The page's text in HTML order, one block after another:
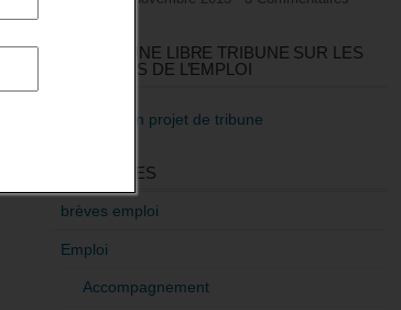
RÉDIGEZ UNE LIBRE TRIBUNE SUR LES
POLITIQUES DE L’EMPLOI
>Décrire mon projet de tribune
CATÉGORIES
brèves emploi
Emploi
Accompagnement